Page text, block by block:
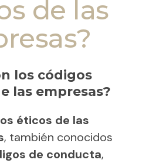
de las
los códigos
las empresas?
éticos de las
, también conocidos
de conducta,